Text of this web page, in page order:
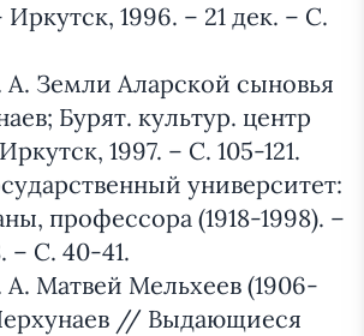
1996. – 21 дек. – С.
А. Земли Аларской сыновья
Бурят. культур. центр
1997. – С. 105-121.
университет:
профессора (1918-1998). –
– С. 40-41.
Матвей Мельхеев (1906-
// Выдающиеся